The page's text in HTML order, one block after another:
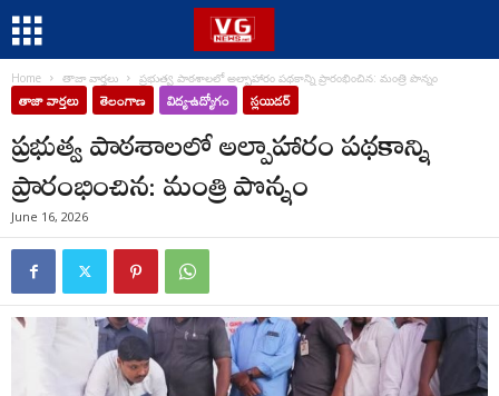
Home తాజా వార్తలు ప్రభుత్వ పాఠశాలలో అల్పాహారం పథకాన్ని ప్రారంభించిన: మంత్రి పొన్నం
తాజా వార్తలు తెలంగాణ విద్య-ఉద్యోగం స్లయిడర్
ప్రభుత్వ పాఠశాలలో అల్పాహారం పథకాన్ని
ప్రారంభించిన: మంత్రి పొన్నం
June 16, 2026